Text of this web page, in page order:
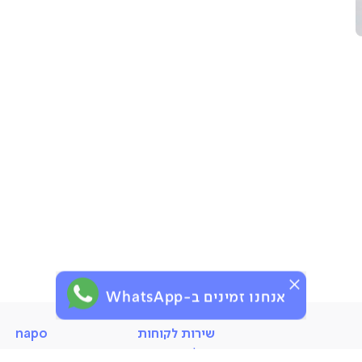
שירות
לקוחות
שירות לקוחות
napo
napo
אנחנו זמינים ב-WhatsApp